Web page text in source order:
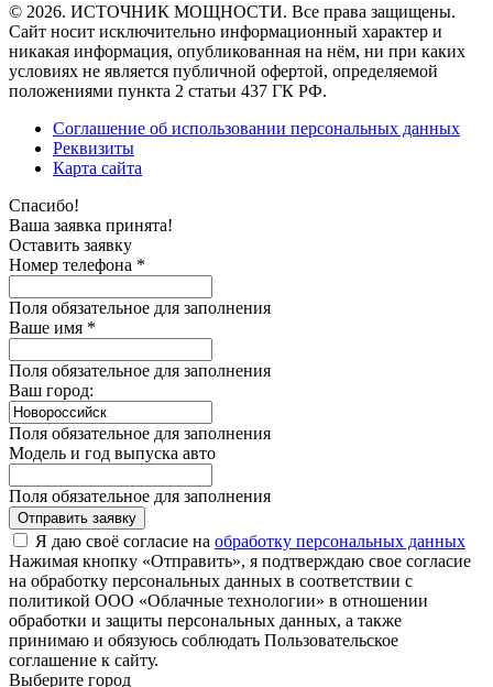
© 2026. ИСТОЧНИК МОЩНОСТИ. Все права защищены.
Сайт носит исключительно информационный характер и
никакая информация, опубликованная на нём, ни при каких
условиях не является публичной офертой, определяемой
положениями пункта 2 статьи 437 ГК РФ.
Соглашение об использовании персональных данных
Реквизиты
Карта сайта
Спасибо!
Ваша заявка принята!
Оставить заявку
Номер телефона *
Поля обязательное для заполнения
Ваше имя *
Поля обязательное для заполнения
Ваш город:
Поля обязательное для заполнения
Модель и год выпуска авто
Поля обязательное для заполнения
Отправить заявку
Я даю своё согласие на обработку персональных данных
Нажимая кнопку «Отправить», я подтверждаю свое согласие
на обработку персональных данных в соответствии с
политикой ООО «Облачные технологии» в отношении
обработки и защиты персональных данных, а также
принимаю и обязуюсь соблюдать Пользовательское
соглашение к сайту.
Выберите город